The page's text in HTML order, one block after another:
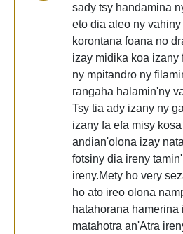
sady tsy handamina
eto dia aleo ny
korontana foana no
izay midika koa izany
ny mpitandro ny
rangaha halamin'ny
Tsy tia ady izany ny
izany fa efa misy
andian'olona izay
fotsiny dia ireny
ireny.Mety ho very
ho ato ireo olona
hatahorana hamerina
matahotra an'Atra